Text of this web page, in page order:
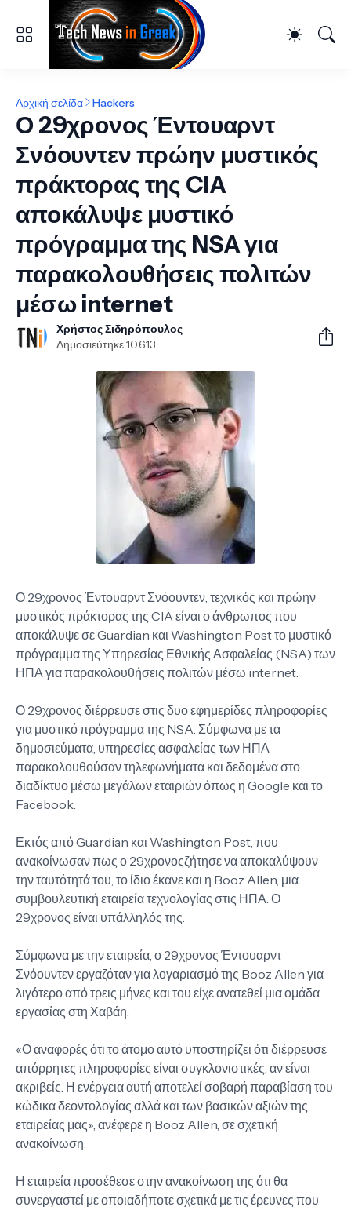
Αρχική σελίδα Hackers
Ο 29χρονος Έντουαρντ
Σνόουντεν πρώην μυστικός
πράκτορας της CIA
αποκάλυψε μυστικό
πρόγραμμα της NSA για
παρακολουθήσεις πολιτών
μέσω internet
Χρήστος Σιδηρόπουλος
Δημοσιεύτηκε:10.6.13
Ο 29χρονος Έντουαρντ Σνόουντεν, τεχνικός και πρώην
μυστικός πράκτορας της CIA είναι ο άνθρωπος που
αποκάλυψε σε Guardian και Washington Post το μυστικό
πρόγραμμα της Υπηρεσίας Εθνικής Ασφαλείας (NSA) των
ΗΠΑ για παρακολουθήσεις πολιτών μέσω internet.
Ο 29χρονος διέρρευσε στις δυο εφημερίδες πληροφορίες
για μυστικό πρόγραμμα της NSA. Σύμφωνα με τα
δημοσιεύματα, υπηρεσίες ασφαλείας των ΗΠΑ
παρακολουθούσαν τηλεφωνήματα και δεδομένα στο
διαδίκτυο μέσω μεγάλων εταιριών όπως η Google και το
Facebook.
Εκτός από Guardian και Washington Post, που
ανακοίνωσαν πως ο 29χρονοςζήτησε να αποκαλύψουν
την ταυτότητά του, το ίδιο έκανε και η Booz Allen, μια
συμβουλευτική εταιρεία τεχνολογίας στις ΗΠΑ. Ο
29χρονος είναι υπάλληλός της.
Σύμφωνα με την εταιρεία, ο 29χρονος Έντουαρντ
Σνόουντεν εργαζόταν για λογαριασμό της Booz Allen για
λιγότερο από τρεις μήνες και του είχε ανατεθεί μια ομάδα
εργασίας στη Χαβάη.
«Ο αναφορές ότι το άτομο αυτό υποστηρίζει ότι διέρρευσε
απόρρητες πληροφορίες είναι συγκλονιστικές, αν είναι
ακριβείς. Η ενέργεια αυτή αποτελεί σοβαρή παραβίαση του
κώδικα δεοντολογίας αλλά και των βασικών αξιών της
εταιρείας μας», ανέφερε η Booz Allen, σε σχετική
ανακοίνωση.
Η εταιρεία προσέθεσε στην ανακοίνωση της ότι θα
συνεργαστεί με οποιαδήποτε σχετικά με τις έρευνες που